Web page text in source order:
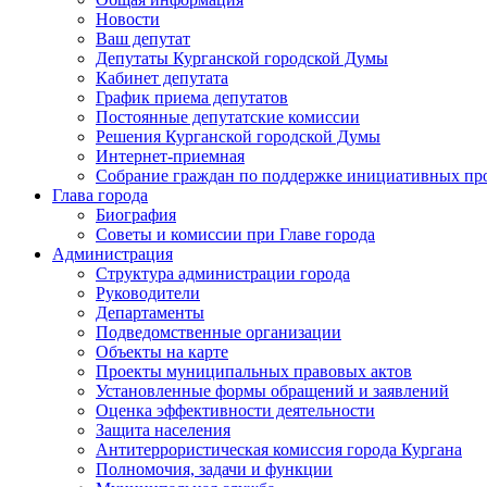
Новости
Ваш депутат
Депутаты Курганской городской Думы
Кабинет депутата
График приема депутатов
Постоянные депутатские комиссии
Решения Курганской городской Думы
Интернет-приемная
Собрание граждан по поддержке инициативных
Глава города
Биография
Советы и комиссии при Главе города
Администрация
Структура администрации города
Руководители
Департаменты
Подведомственные организации
Объекты на карте
Проекты муниципальных правовых актов
Установленные формы обращений и заявлений
Оценка эффективности деятельности
Защита населения
Антитеррористическая комиссия города Кургана
Полномочия, задачи и функции